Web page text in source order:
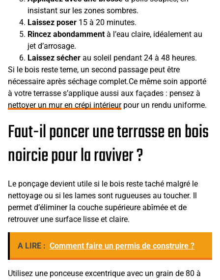
insistant sur les zones sombres.
Laissez poser 15 à 20 minutes.
Rincez abondamment à l’eau claire, idéalement au
jet d’arrosage.
Laissez sécher au soleil pendant 24 à 48 heures.
Si le bois reste terne, un second passage peut être
nécessaire après séchage complet.Ce même soin apporté
à votre terrasse s’applique aussi aux façades : pensez à
nettoyer un mur en crépi intérieurpour un rendu uniforme.
Faut-il poncer une terrasse en bois
noircie pour la raviver ?
Le ponçage devient utile si le bois reste taché malgré le
nettoyage ou si les lames sont rugueuses au toucher. Il
permet d’éliminer la couche supérieure abîmée et de
retrouver une surface lisse et claire.
A LIRE : Comment faire un permis de construire ?
Utilisez une ponceuse excentrique avec un grain de 80 à